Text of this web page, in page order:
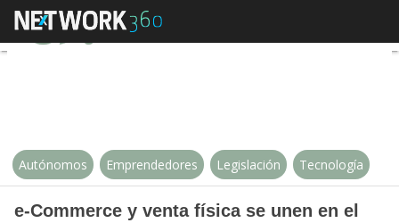
e-Commerce y venta física se
Autónomos Emprendedores Legislación Tecnología
e-Commerce y venta física se unen en el